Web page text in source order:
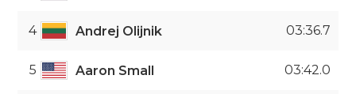
4 Andrej Olijnik 03:36.7
5 Aaron Small 03:42.0